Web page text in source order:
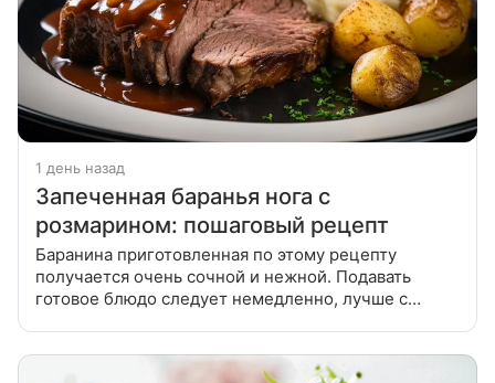
1 день назад
Запеченная баранья нога с
розмарином: пошаговый рецепт
Баранина приготовленная по этому рецепту
получается очень сочной и нежной. Подавать
готовое блюдо следует немедленно, лучше с